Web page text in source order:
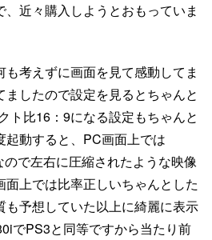
近々購入しようとおもっていま
考えずに画面を見て感動してま
ましたので設定を見るとちゃんと
ト比16：9になる設定もちゃんと
起動すると、PC画面上では
で左右に圧縮されたような映像
上では比率正しいちゃんとした
も予想していた以上に綺麗に表示
でPS3と同等ですから当たり前